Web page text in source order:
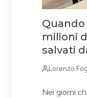
Quando
milioni
salvati
Lorenzo
Nei giorni